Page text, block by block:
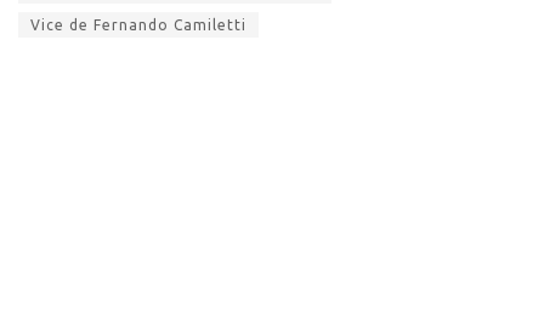
Vice de Fernando Camiletti